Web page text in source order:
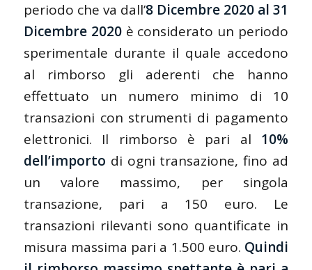
periodo che va dall’8 Dicembre 2020 al 31
Dicembre 2020è considerato un periodo
sperimentale durante il quale accedono
al rimborso gli aderenti che hanno
effettuato un numero minimo di 10
transazioni con strumenti di pagamento
elettronici. Il rimborso è pari al 10%
dell’importo di ogni transazione, fino ad
un valore massimo, per singola
transazione, pari a 150 euro. Le
transazioni rilevanti sono quantificate in
misura massima pari a 1.500 euro. Quindi